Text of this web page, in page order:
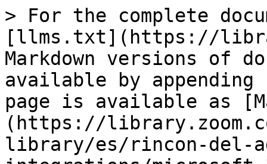
> For the complete
[llms.txt](https://
Markdown versions of
available by
page is available as
(https://
library/es/rincon-del-